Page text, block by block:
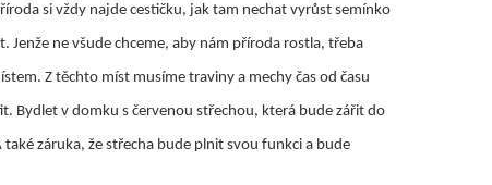
si vždy najde cestičku, jak tam nechat vyrůst semínko
Jenže ne všude chceme, aby nám příroda rostla, třeba
Z těchto míst musíme traviny a mechy čas od času
Bydlet v domku s červenou střechou, která bude zářit do
záruka, že střecha bude plnit svou funkci a bude